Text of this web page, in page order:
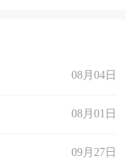
08月04日
08月01日
09月27日